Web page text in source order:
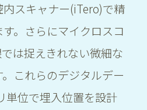
スキャナー(iTero)で精
。さらにマイクロスコ
は捉えきれない微細な
これらのデジタルデー
単位で埋入位置を設計